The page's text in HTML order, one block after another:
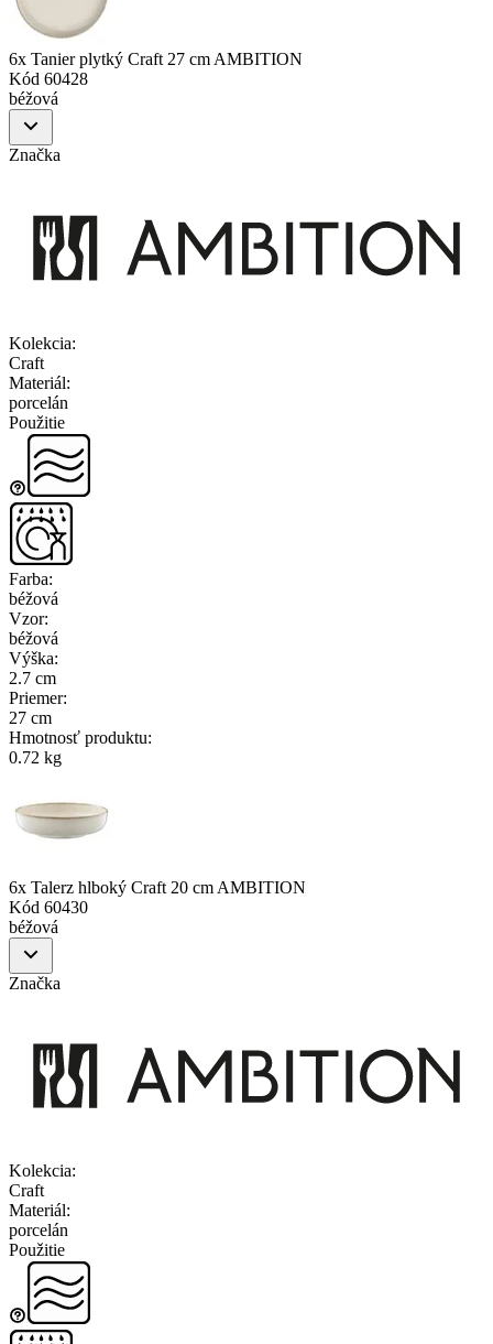
6x Tanier plytký Craft 27 cm AMBITION
Kód 60428
béžová
Značka
Kolekcia:
Craft
Materiál:
porcelán
Použitie
Farba:
béžová
Vzor:
béžová
Výška:
2.7 cm
Priemer:
27 cm
Hmotnosť produktu:
0.72 kg
6x Talerz hlboký Craft 20 cm AMBITION
Kód 60430
béžová
Značka
Kolekcia:
Craft
Materiál:
porcelán
Použitie